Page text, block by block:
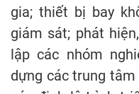
gia; thiết bị bay
giám sát; phát
lập các nhóm
dựng các trung